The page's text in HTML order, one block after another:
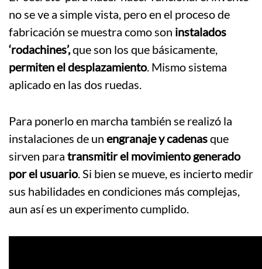
no se ve a simple vista, pero en el proceso de
fabricación se muestra como son instalados
‘rodachines’,que son los que básicamente,
permiten el desplazamiento. Mismo sistema
aplicado en las dos ruedas.
Para ponerlo en marcha también se realizó la
instalaciones de un engranaje y cadenasque
sirven para transmitir el movimiento generado
por el usuario. Si bien se mueve, es incierto medir
sus habilidades en condiciones más complejas,
aun así es un experimento cumplido.